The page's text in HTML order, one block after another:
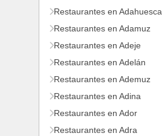
Restaurantes en Adahuesca
Restaurantes en Adamuz
Restaurantes en Adeje
Restaurantes en Adelán
Restaurantes en Ademuz
Restaurantes en Adina
Restaurantes en Ador
Restaurantes en Adra